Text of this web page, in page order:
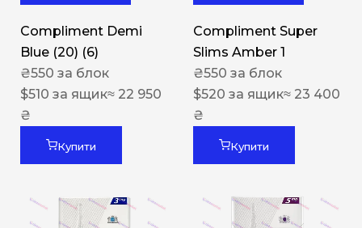
Compliment Demi
Blue (20) (6)
₴550 за блок
$510 за ящик≈ 22 950
₴
Купити
Compliment Super
Slims Amber 1
₴550 за блок
$520 за ящик≈ 23 400
₴
Купити